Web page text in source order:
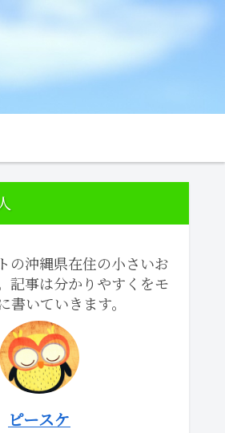
の沖縄県在住の小さいお
記事は分かりやすくをモ
書いていきます。
ピースケ